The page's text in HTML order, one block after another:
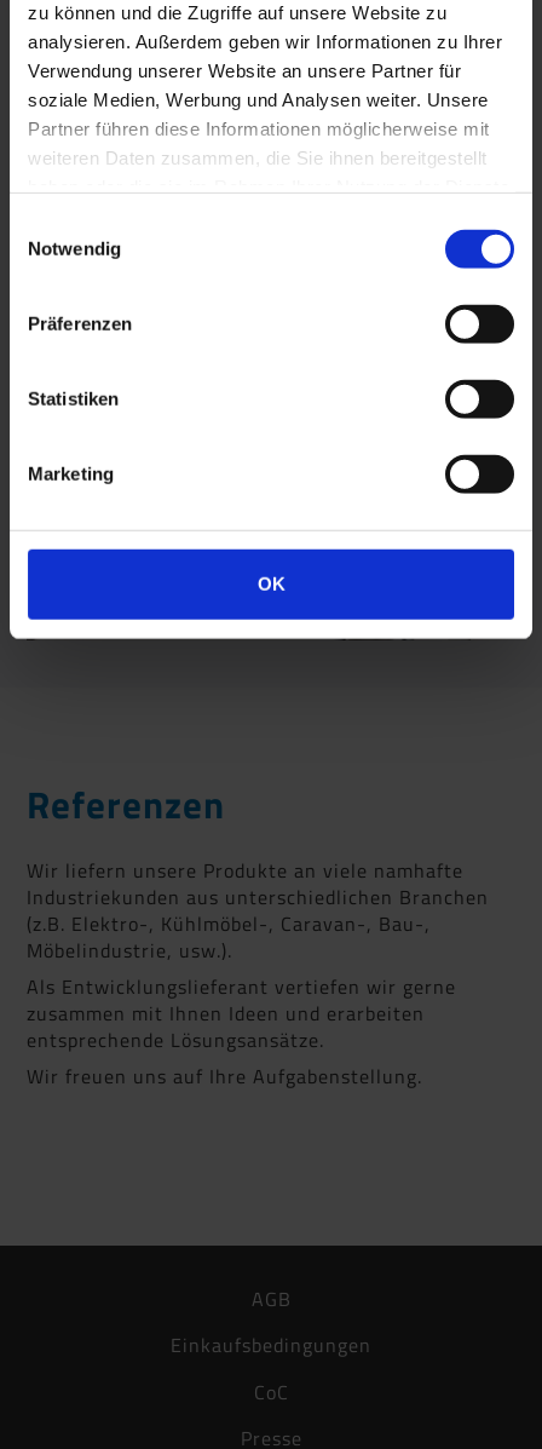
zu können und die Zugriffe auf unsere Website zu
analysieren. Außerdem geben wir Informationen zu Ihrer
Verwendung unserer Website an unsere Partner für
soziale Medien, Werbung und Analysen weiter. Unsere
Partner führen diese Informationen möglicherweise mit
weiteren Daten zusammen, die Sie ihnen bereitgestellt
Cookies, wenn Sie unsere Webseite weiterhin nutzen.
Notwendig
Präferenzen
Statistiken
Marketing
OK
eine eigene Mischerei für kundenspezifische
Farbenwünsche.
Basis unserer Leistungsstärke ist unser Team aus
qualifizierten, hochprofessionellen Mitarbeitern,
die über jahre- und jahrzehntelanges Know-how im
Bereich der Profilextrusion verfügen und jederzeit
Lösungen auf die spezifischen Anforderungen
Referenzen
Wir liefern unsere Produkte an viele namhafte
Industriekunden aus unterschiedlichen Branchen
(z.B. Elektro-, Kühlmöbel-, Caravan-, Bau-,
Möbelindustrie, usw.).
Als Entwicklungslieferant vertiefen wir gerne
zusammen mit Ihnen Ideen und erarbeiten
entsprechende Lösungsansätze.
Wir freuen uns auf Ihre Aufgabenstellung.
AGB
Einkaufsbedingungen
CoC
Presse